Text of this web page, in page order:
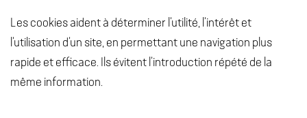
Les cookies aident à déterminer l’utilité, l’intérêt et
l’utilisation d’un site, en permettant une navigation plus
rapide et efficace. Ils évitent l’introduction répété de la
même information.